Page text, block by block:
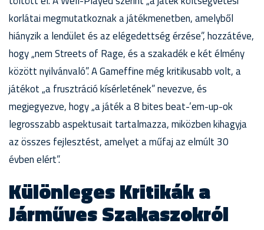
korlátai megmutatkoznak a játékmenetben, amelyből
hiányzik a lendület és az elégedettség érzése”, hozzátéve,
hogy „nem Streets of Rage, és a szakadék e két élmény
között nyilvánvaló”. A Gameffine még kritikusabb volt, a
játékot „a frusztráció kísérletének” nevezve, és
megjegyezve, hogy „a játék a 8 bites beat-’em-up-ok
legrosszabb aspektusait tartalmazza, miközben kihagyja
az összes fejlesztést, amelyet a műfaj az elmúlt 30
évben elért”.
Különleges Kritikák a
Járműves Szakaszokról